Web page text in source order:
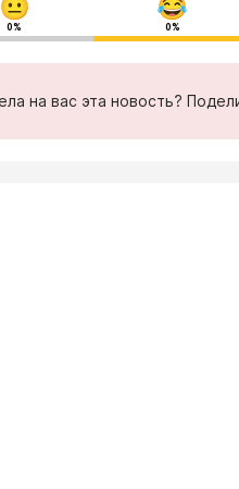
0% 0%
на вас эта новость?